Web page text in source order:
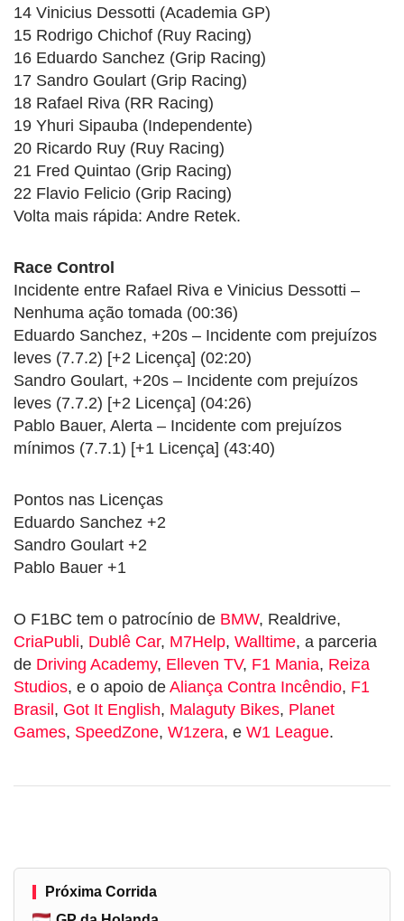
14 Vinicius Dessotti (Academia GP)
15 Rodrigo Chichof (Ruy Racing)
16 Eduardo Sanchez (Grip Racing)
17 Sandro Goulart (Grip Racing)
18 Rafael Riva (RR Racing)
19 Yhuri Sipauba (Independente)
20 Ricardo Ruy (Ruy Racing)
21 Fred Quintao (Grip Racing)
22 Flavio Felicio (Grip Racing)
Volta mais rápida: Andre Retek.
Race Control
Incidente entre Rafael Riva e Vinicius Dessotti –
Nenhuma ação tomada (00:36)
Eduardo Sanchez, +20s – Incidente com prejuízos
leves (7.7.2) [+2 Licença] (02:20)
Sandro Goulart, +20s – Incidente com prejuízos
leves (7.7.2) [+2 Licença] (04:26)
Pablo Bauer, Alerta – Incidente com prejuízos
mínimos (7.7.1) [+1 Licença] (43:40)
Pontos nas Licenças
Eduardo Sanchez +2
Sandro Goulart +2
Pablo Bauer +1
O F1BC tem o patrocínio de BMW, Realdrive,
CriaPubli, Dublê Car, M7Help, Walltime, a parceria
de Driving Academy, Elleven TV, F1 Mania, Reiza
Studios, e o apoio de Aliança Contra Incêndio, F1
Brasil, Got It English, Malaguty Bikes, Planet
Games, SpeedZone, W1zera, e W1 League.
Próxima Corrida